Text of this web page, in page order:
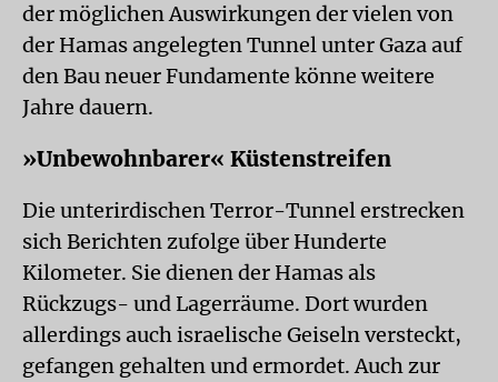
der möglichen Auswirkungen der vielen von
der Hamas angelegten Tunnel unter Gaza auf
den Bau neuer Fundamente könne weitere
Jahre dauern.
»Unbewohnbarer« Küstenstreifen
Die unterirdischen Terror-Tunnel erstrecken
sich Berichten zufolge über Hunderte
Kilometer. Sie dienen der Hamas als
Rückzugs- und Lagerräume. Dort wurden
allerdings auch israelische Geiseln versteckt,
gefangen gehalten und ermordet. Auch zur